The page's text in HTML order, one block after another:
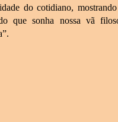
do cotidiano,
que sonha nossa vã